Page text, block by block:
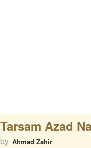
Tarsam Azad
by Ahmad Zahir